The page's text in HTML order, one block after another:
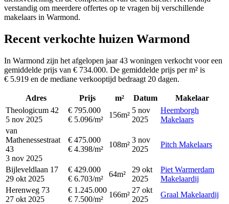
verstandig om meerdere offertes op te vragen bij verschillende
makelaars in Warmond.
Recent verkochte huizen Warmond
In Warmond zijn het afgelopen jaar 43 woningen verkocht voor een
gemiddelde prijs van € 734.000. De gemiddelde prijs per m² is
€ 5.919 en de mediane verkooptijd bedraagt 20 dagen.
Adres Prijs m² Datum
Makelaar
Theologicum 42
5 nov 2025
€ 795.000
€ 5.096/m²
156m²
5 nov
2025
Heemborgh
Makelaars
van
Mathenessestraat
43
3 nov 2025
€ 475.000
€ 4.398/m²
108m²
3 nov
2025
Pitch Makelaars
Bijleveldlaan 17
29 okt 2025
€ 429.000
€ 6.703/m²
64m²
29 okt
2025
Piet Warmerdam
Makelaardij
Herenweg 73
27 okt 2025
€ 1.245.000
€ 7.500/m²
166m²
27 okt
2025
Graal Makelaardij